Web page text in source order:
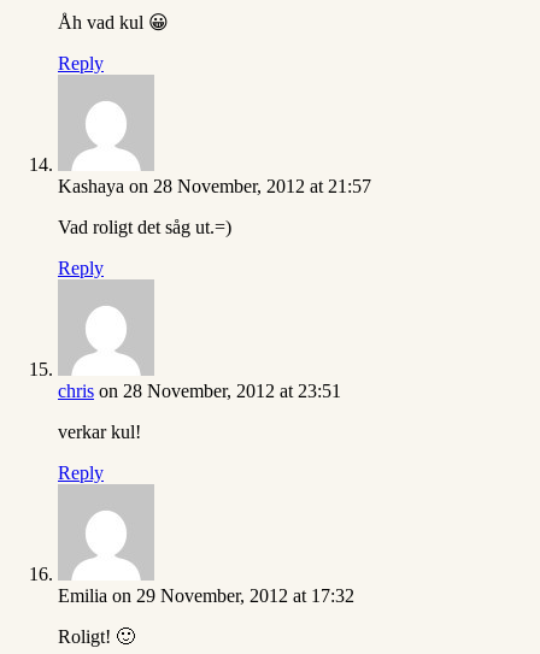
Åh vad kul 😀
Reply
Kashaya on 28 November, 2012 at 21:57
Vad roligt det såg ut.=)
Reply
chris on 28 November, 2012 at 23:51
verkar kul!
Reply
Emilia on 29 November, 2012 at 17:32
Roligt! 🙂